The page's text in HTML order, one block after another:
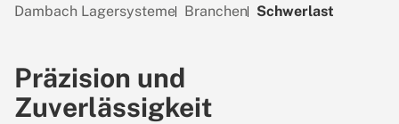
Dambach Lagersysteme Branchen Schwerlast
Präzision und
Zuverlässigkeit